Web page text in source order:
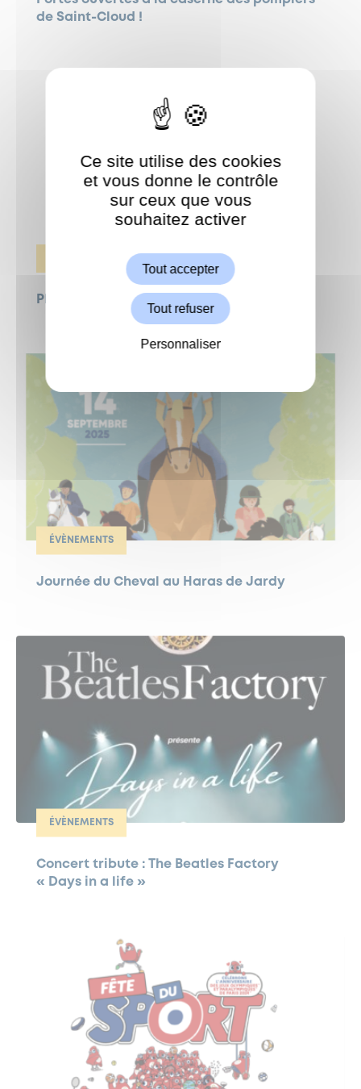
de Saint-Cloud !
Place Saint-Louis : une Place en Fête !
ÉVÈNEMENTS
Journée du Cheval au Haras de Jardy
ÉVÈNEMENTS
Concert tribute : The Beatles Factory
« Days in a life »
ShareThis est désactivé.
Ce site utilise des cookies
et vous donne le contrôle
sur ceux que vous
souhaitez activer
Tout accepter
Tout refuser
Personnaliser